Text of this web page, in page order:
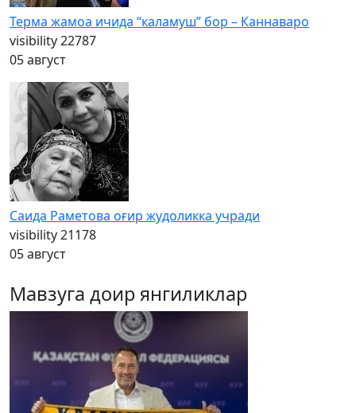
Терма жамоа ичида “каламуш” бор – Каннаваро
visibility22787
05 август
Саида Раметова оғир жудоликка учради
visibility21178
05 август
Мавзуга доир янгиликлар